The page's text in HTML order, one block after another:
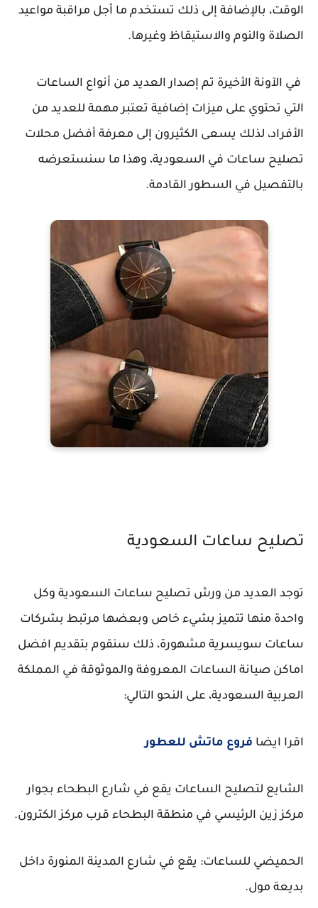
الوقت، بالإضافة إلى ذلك تستخدم ما أجل مراقبة مواعيد
الصلاة والنوم والاستيقاظ وغيرها.
في الآونة الأخيرة تم إصدار العديد من أنواع الساعات
التي تحتوي على ميزات إضافية تعتبر مهمة للعديد من
الأفراد، لذلك يسعى الكثيرون إلى معرفة أفضل محلات
تصليح ساعات في السعودية، وهذا ما سنستعرضه
بالتفصيل في السطور القادمة.
تصليح ساعات السعودية
توجد العديد من ورش تصليح ساعات السعودية وكل
واحدة منها تتميز بشيء خاص وبعضها مرتبط بشركات
ساعات سويسرية مشهورة، ذلك سنقوم بتقديم افضل
اماكن صيانة الساعات المعروفة والموثوقة في المملكة
العربية السعودية، على النحو التالي:
اقرا ايضا فروع ماتش للعطور
الشايع لتصليح الساعات يقع في شارع البطحاء بجوار
مركز زين الرئيسي في منطقة البطحاء قرب مركز الكترون.
الحميضي للساعات: يقع في شارع المدينة المنورة داخل
بديعة مول.